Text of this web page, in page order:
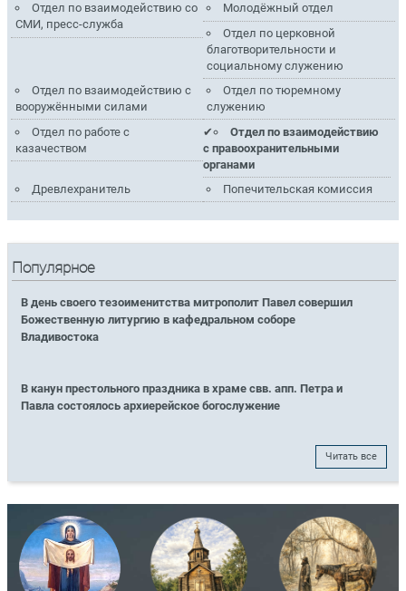
Отдел по взаимодействию со
СМИ, пресс-служба
Молодёжный отдел
Отдел по церковной
благотворительности и
социальному служению
Отдел по взаимодействию с
вооружёнными силами
Отдел по тюремному
служению
Отдел по работе с
казачеством
Отдел по взаимодействию
с правоохранительными
органами
Древлехранитель
Попечительская комиссия
Популярное
В день своего тезоименитства митрополит Павел совершил
Божественную литургию в кафедральном соборе
Владивостока
В канун престольного праздника в храме свв. апп. Петра и
Павла состоялось архиерейское богослужение
Читать все